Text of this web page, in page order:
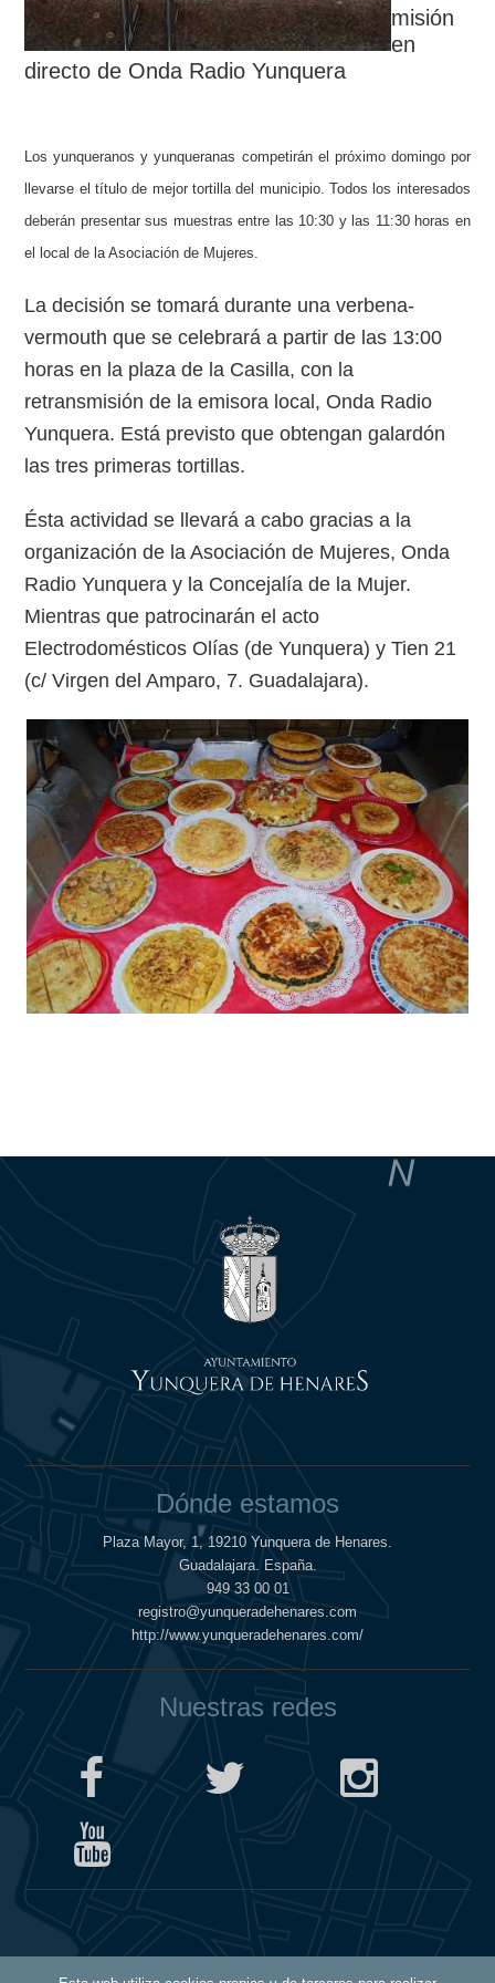
misión
en
directo de Onda Radio Yunquera
Los yunqueranos y yunqueranas competirán el próximo domingo por
llevarse el título de mejor tortilla del municipio. Todos los interesados
deberán presentar sus muestras entre las 10:30 y las 11:30 horas en
el local de la Asociación de Mujeres.
La decisión se tomará durante una verbena-
vermouth que se celebrará a partir de las 13:00
horas en la plaza de la Casilla, con la
retransmisión de la emisora local, Onda Radio
Yunquera. Está previsto que obtengan galardón
las tres primeras tortillas.
Ésta actividad se llevará a cabo gracias a la
organización de la Asociación de Mujeres, Onda
Radio Yunquera y la Concejalía de la Mujer.
Mientras que patrocinarán el acto
Electrodomésticos Olías (de Yunquera) y Tien 21
(c/ Virgen del Amparo, 7. Guadalajara).
Dónde estamos
Plaza Mayor, 1, 19210 Yunquera de Henares.
Guadalajara. España.
949 33 00 01
registro@yunqueradehenares.com
http://www.yunqueradehenares.com/
Nuestras redes
Política de Cookies